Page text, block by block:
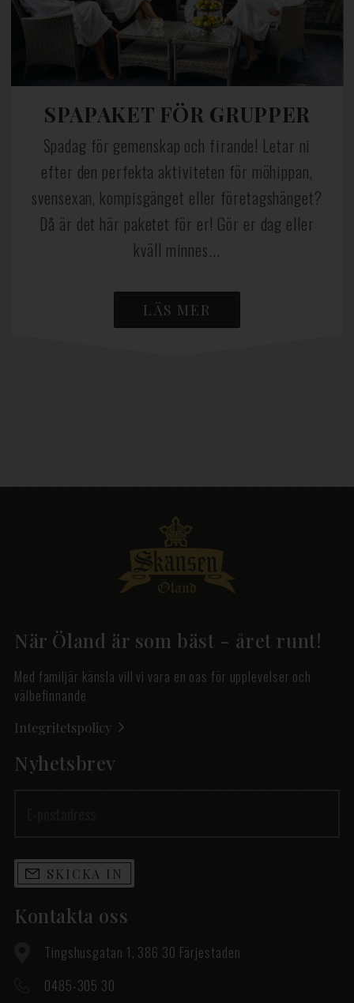
SPAPAKET FÖR GRUPPER
Spadag för gemenskap och firande! Letar ni
efter den perfekta aktiviteten för möhippan,
svensexan, kompisgänget eller företagshänget?
Då är det här paketet för er! Gör er dag eller
kväll minnes...
LÄS MER
När Öland är som bäst - året runt!
Med familjär känsla vill vi vara en oas för upplevelser och
välbefinnande
Integritetspolicy
Nyhetsbrev
SKICKA IN
Kontakta oss
Tingshusgatan 1, 386 30 Färjestaden
0485-305 30